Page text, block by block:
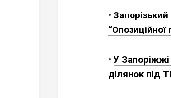
•
• У
ділянок під